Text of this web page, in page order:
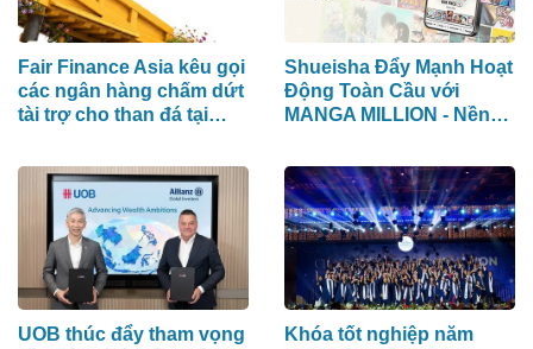
Fair Finance Asia kêu gọi
các ngân hàng chấm dứt
tài trợ cho than đá tại
các biện pháp bảo vệ xã
Shueisha Đẩy Mạnh Hoạt
Động Toàn Cầu với
MANGA MILLION - Nền
Tranh Nhật Bản) Hỗ Trợ
100 Ngôn Ngữ
UOB thúc đẩy tham vọng
Khóa tốt nghiệp năm